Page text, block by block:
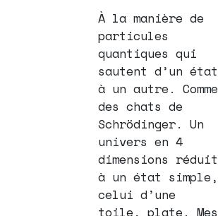
À la manière de
particules
quantiques qui
sautent d’un état
à un autre. Comme
des chats de
Schrödinger. Un
univers en 4
dimensions réduit
à un état simple,
celui d’une
toile, plate. Mes